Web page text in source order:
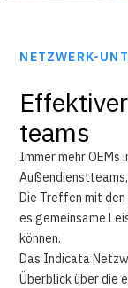
NETZWERK-
teams
Immer mehr OEMs
Die Treffen mit
es gemeinsame
können.
Das Indicata
Überblick über die